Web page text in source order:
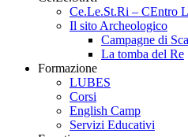
Ce.Le.St.Ri – CEntro
Il sito Archeologico
Campagne di
La tomba del Re
Formazione
LUBES
Corsi
English Camp
Servizi Educativi